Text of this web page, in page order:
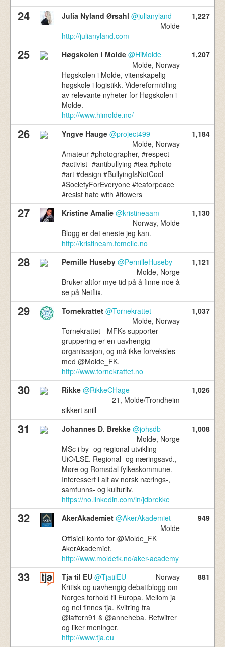
24 Julia Nyland Ørsahl @julianyland
Molde
http://julianyland.com
1,227
25 Høgskolen i Molde @HiMolde
Molde, Norway
Høgskolen i Molde, vitenskapelig
høgskole i logistikk. Videreformidling
av relevante nyheter for Høgskolen i
Molde.
http://www.himolde.no/
1,207
26 Yngve Hauge @project499
Molde, Norway
Amateur #photographer, #respect
#activist -#antibullying #tea #photo
#art #design #BullyingIsNotCool
#SocietyForEveryone #teaforpeace
#resist hate with #flowers
1,184
27 Kristine Amalie @kristineaam
Norway, Molde
Blogg er det eneste jeg kan.
http://kristineam.femelle.no
1,130
28 Pernille Huseby @PernilleHuseby
Molde, Norge
Bruker altfor mye tid på å finne noe å
se på Netflix.
1,121
29 Tornekrattet @Tornekrattet
Molde, Norway
Tornekrattet - MFKs supporter-
gruppering er en uavhengig
organisasjon, og må ikke forveksles
med @Molde_FK.
http://www.tornekrattet.no
1,037
30 Rikke @RikkeCHage
21, Molde/Trondheim
sikkert snill
1,026
31 Johannes D. Brekke @johsdb
Molde, Norge
MSc i by- og regional utvikling -
UiO/LSE. Regional- og næringsavd.,
Møre og Romsdal fylkeskommune.
Interessert i alt av norsk nærings-,
samfunns- og kulturliv.
https://no.linkedin.com/in/jdbrekke
1,008
32 AkerAkademiet @AkerAkademiet
Molde
Offisiell konto for @Molde_FK
AkerAkademiet.
http://www.moldefk.no/aker-academy
949
33 Tja til EU @TjatilEU
Norway
Kritisk og uavhengig debattblogg om
Norges forhold til Europa. Mellom ja
og nei finnes tja. Kvitring fra
@laffern91 & @anneheba. Retwitrer
og liker meninger.
http://www.tja.eu
881